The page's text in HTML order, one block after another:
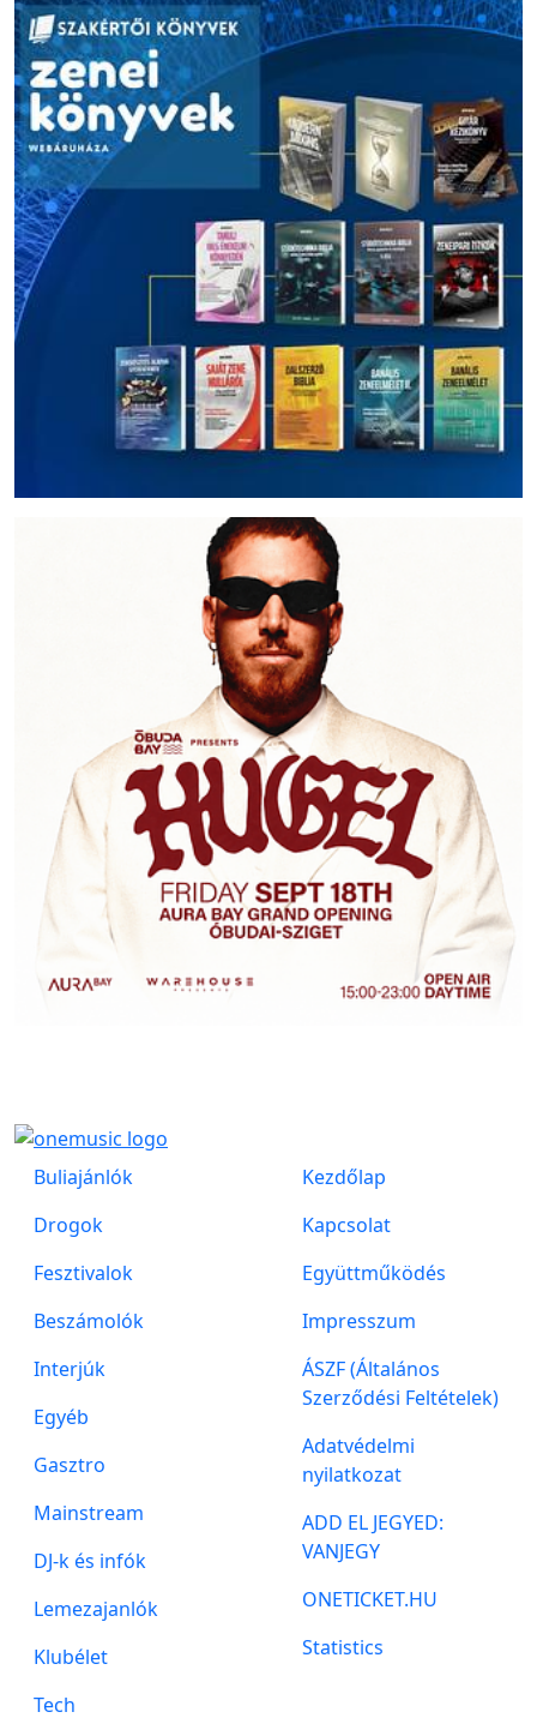
Buliajánlók
Drogok
Fesztivalok
Beszámolók
Interjúk
Egyéb
Gasztro
Mainstream
DJ-k és infók
Lemezajanlók
Klubélet
Tech
Kezdőlap
Kapcsolat
Együttműködés
Impresszum
ÁSZF (Általános
Szerződési Feltételek)
Adatvédelmi
nyilatkozat
ADD EL JEGYED:
VANJEGY
ONETICKET.HU
Statistics